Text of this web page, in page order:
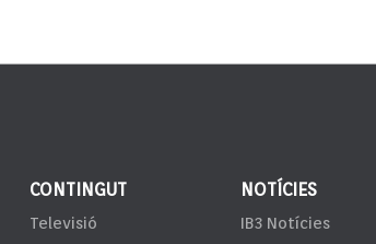
CONTINGUT
Televisió
NOTÍCIES
IB3 Notícies